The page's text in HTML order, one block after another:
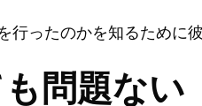
ったのかを知るために
問題ない